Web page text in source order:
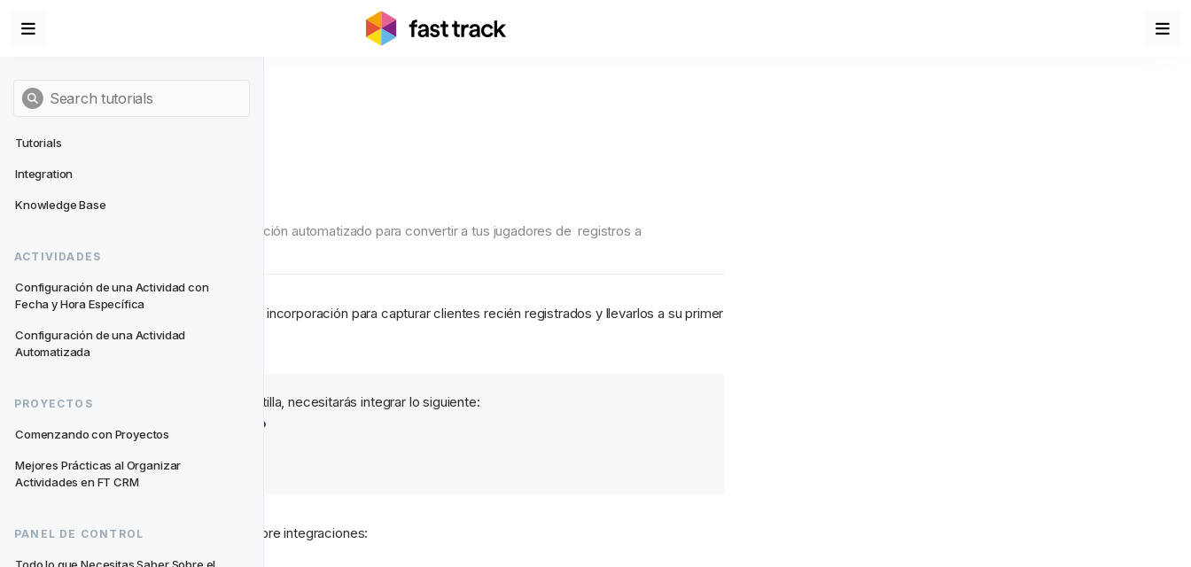
Tutorials
Integration
Knowledge Base
ACTIVIDADES
Configuración de una Actividad con
Fecha y Hora Específica
Configuración de una Actividad
Automatizada
PROYECTOS
Comenzando con Proyectos
Mejores Prácticas al Organizar
Actividades en FT CRM
PANEL DE CONTROL
NRC a NDC
Crea un ciclo de vida de incorporación automatizado para convertir a tus jugadores de  registros a
depositantes.
NRC a NDC es un ciclo de vida de incorporación para capturar clientes recién registrados y llevarlos a su primer
depósito.
Para aprovechar esta plantilla, necesitarás integrar lo siguiente:
Eventos de Registro
Eventos de Pago
Lee aquí para más información sobre integraciones: